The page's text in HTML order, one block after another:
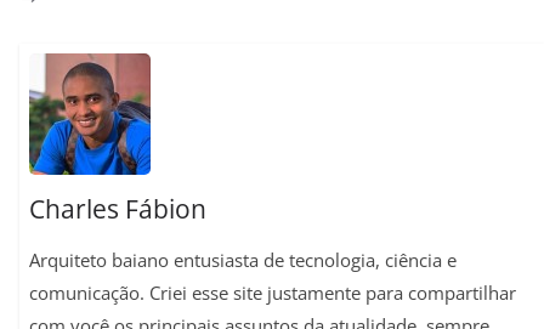
m
Charles Fábion
Arquiteto baiano entusiasta de tecnologia, ciência e
comunicação. Criei esse site justamente para compartilhar